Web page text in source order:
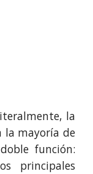
la
la mayoría de
función:
principales